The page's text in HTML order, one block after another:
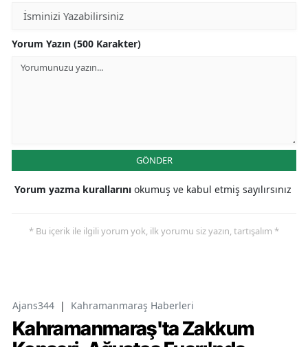
Yorum Yazın (500 Karakter)
GÖNDER
Yorum yazma kurallarını okumuş ve kabul etmiş sayılırsınız
* Bu içerik ile ilgili yorum yok, ilk yorumu siz yazın, tartışalım *
Ajans344 | Kahramanmaraş Haberleri
Kahramanmaraş'ta Zakkum